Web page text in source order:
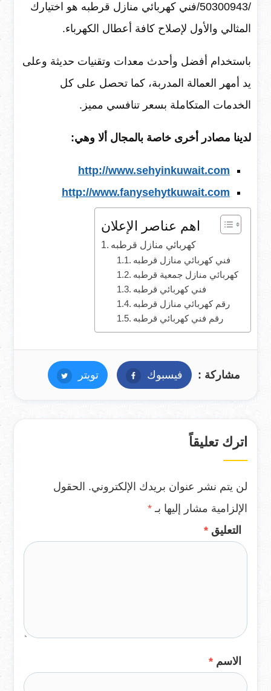
/50300943/فني كهربائي منازل قرطبه هو اختيارك
المثالي والأول لإصلاح كافة أعطال الكهرباء.
باستخدام أفضل وأحدث معدات وتقنيات حديثة وعلى
يد أمهر العمالة المدربة، كما تحصل على كل
الخدمات المتكاملة بسعر تنافسي مميز.
لدينا مصادر أخرى خاصة بالمجال ألا وهي:
http://www.sehyinkuwait.com
http://www.fanysehytkuwait.com
اهم عناصر الإعلان
كهربائي منازل قرطبه
فني كهربائي منازل قرطبه
كهربائي منازل جمعية قرطبه
فني كهربائي قرطبه
رقم كهربائي منازل قرطبه
رقم فني كهربائي قرطبه
مشاركة : فيسبوك فيسبوكتويتر تويتر
اترك تعليقاً
لن يتم نشر عنوان بريدك الإلكتروني. الحقول
الإلزامية مشار إليها بـ *
التعليق *
الاسم *